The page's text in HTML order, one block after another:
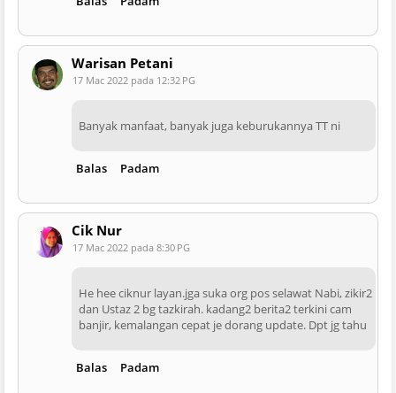
Warisan Petani
17 Mac 2022 pada 12:32 PG
Banyak manfaat, banyak juga keburukannya TT ni
Balas Padam
Cik Nur
17 Mac 2022 pada 8:30 PG
He hee ciknur layan.jga suka org pos selawat Nabi, zikir2
dan Ustaz 2 bg tazkirah. kadang2 berita2 terkini cam
banjir, kemalangan cepat je dorang update. Dpt jg tahu
Balas Padam